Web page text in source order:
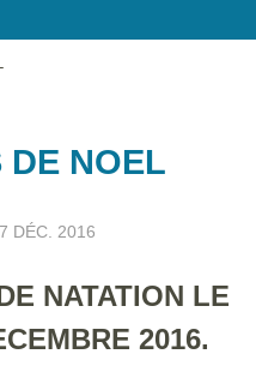
DE NOEL
DÉC. 2016
NATATION LE
2016.